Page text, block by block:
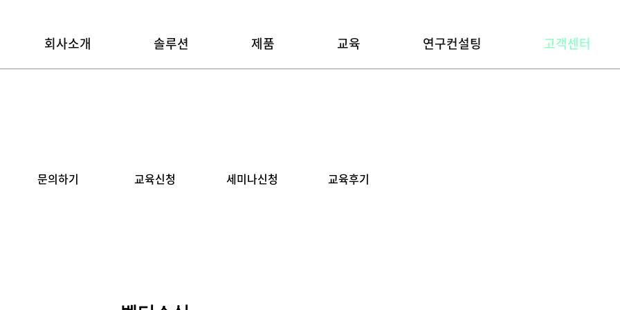
회사소개 솔루션 제품 교육 연구컨설팅 고객센터
문의하기 교육신청 세미나신청 교육후기